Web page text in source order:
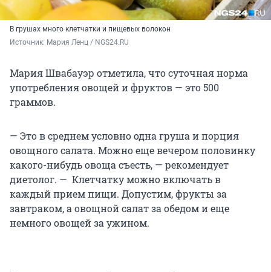
В грушах много клетчатки и пищевых волокон
Источник: Мария Ленц / NGS24.RU
Мария Швабауэр отметила, что суточная норма
употребления овощей и фруктов — это 500
граммов.
— Это в среднем условно одна груша и порция
овощного салата. Можно еще вечером половинку
какого-нибудь овоща съесть, — рекомендует
диетолог. — Клетчатку можно включать в
каждый прием пищи. Допустим, фрукты за
завтраком, а овощной салат за обедом и еще
немного овощей за ужином.